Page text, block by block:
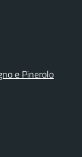
e Pinerolo